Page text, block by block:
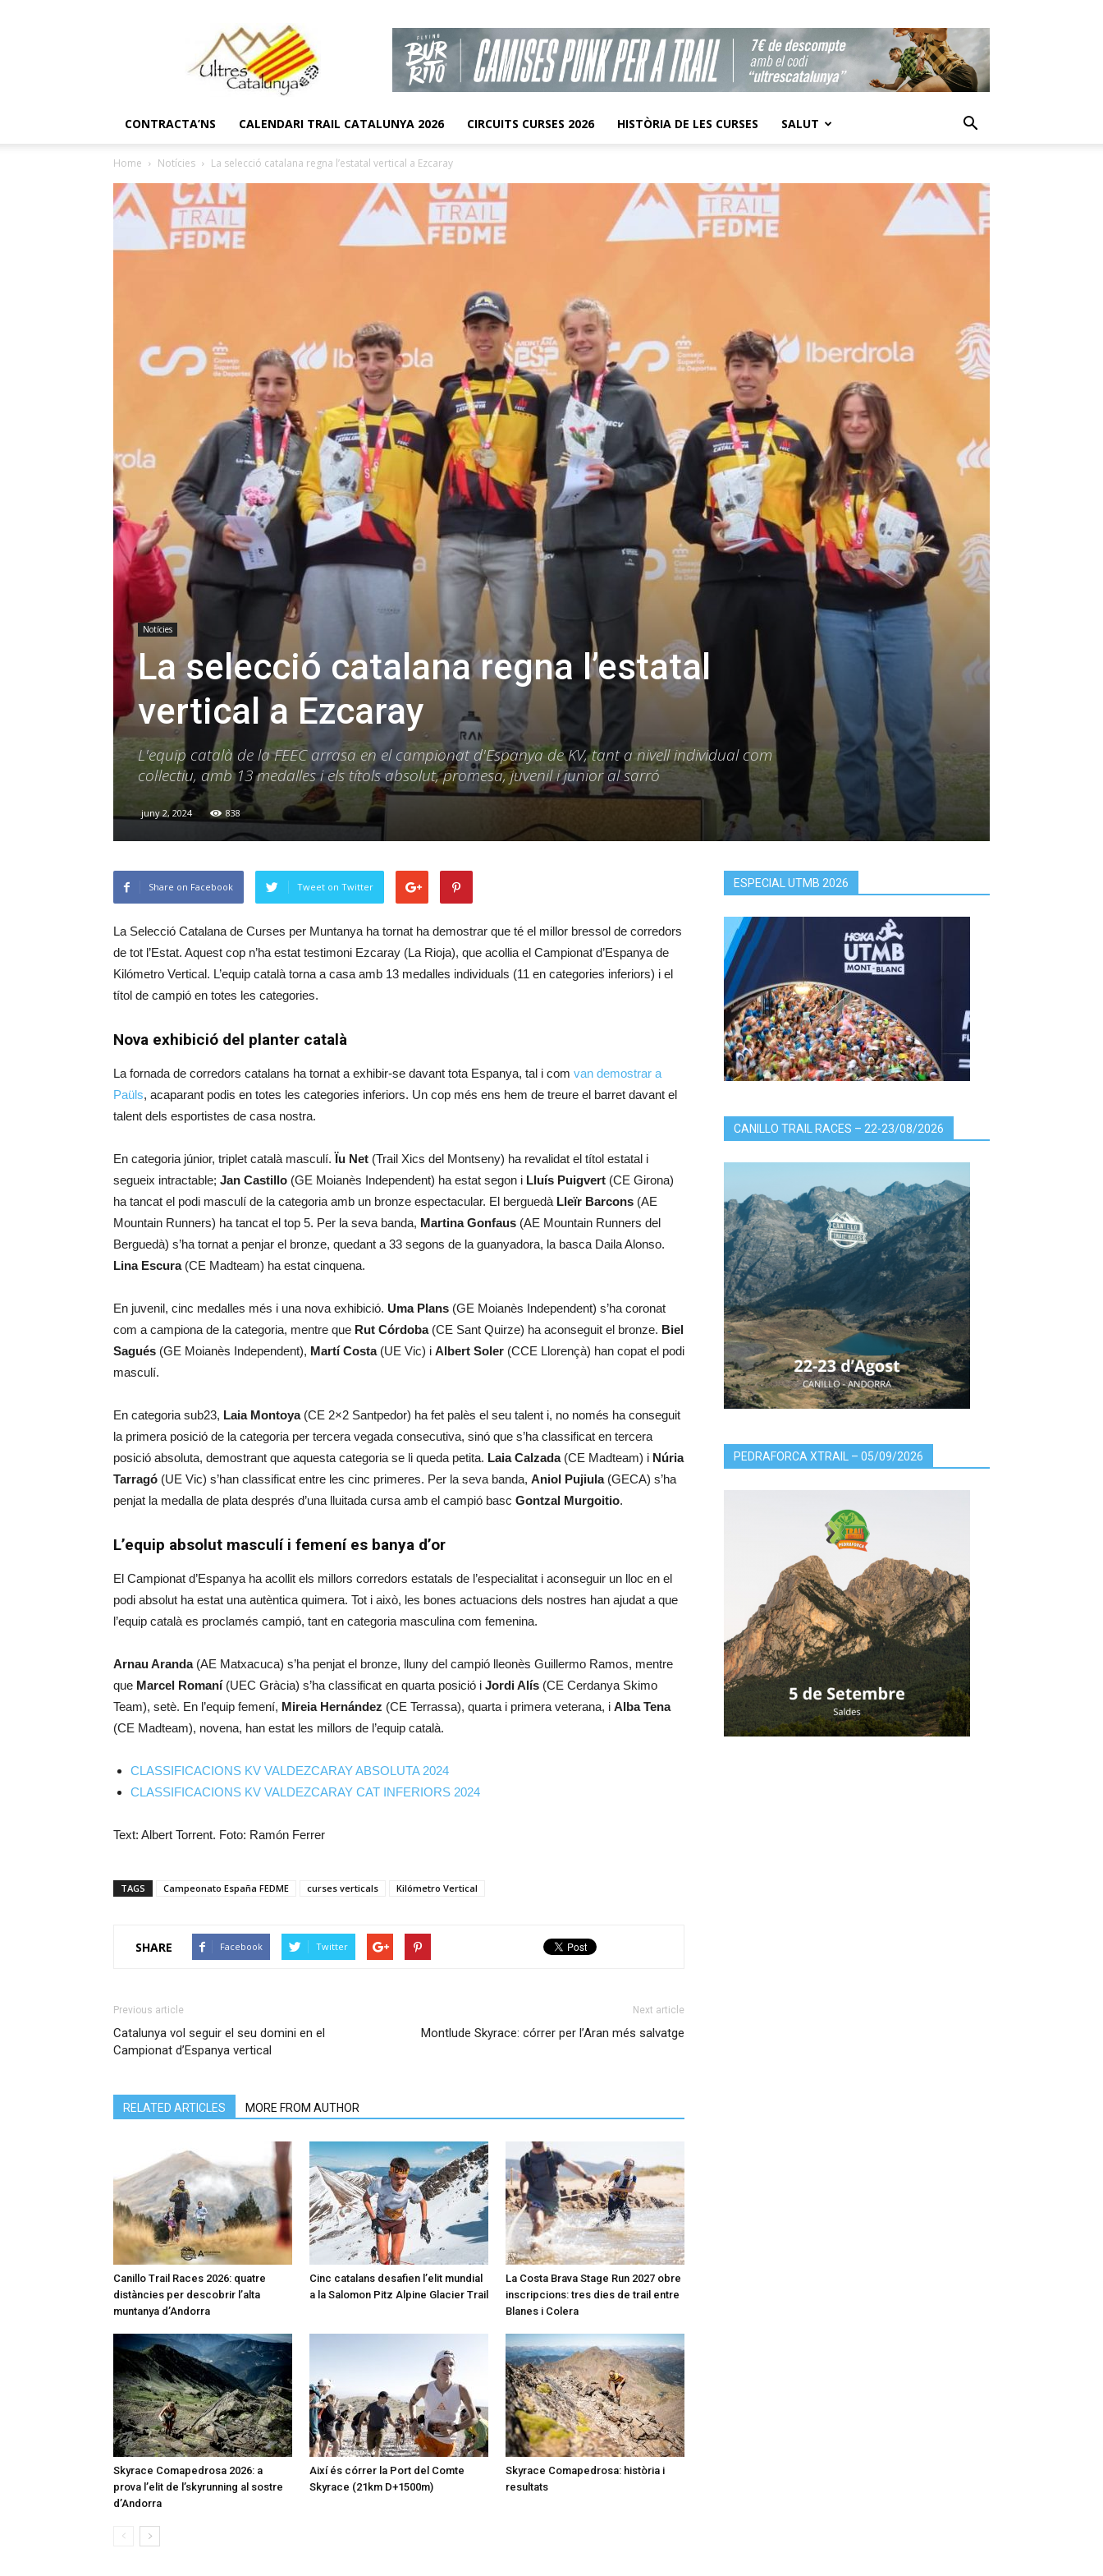
CONTRACTA’NS CALENDARI TRAIL CATALUNYA 2026 CIRCUITS CURSES 2026 HISTÒRIA DE LES CURSES SALUT
Home Notícies La selecció catalana regna l’estatal vertical a Ezcaray
Notícies
La selecció catalana regna l’estatal
vertical a Ezcaray
L'equip català de la FEEC arrasa en el campionat d'Espanya de KV, tant a nivell individual com
col·lectiu, amb 13 medalles i els títols absolut, promesa, juvenil i junior al sarró
juny 2, 2024 838
Share on Facebook Tweet on Twitter
La Selecció Catalana de Curses per Muntanya ha tornat ha demostrar que té el millor bressol de corredors
de tot l’Estat. Aquest cop n’ha estat testimoni Ezcaray (La Rioja), que acollia el Campionat d’Espanya de
Kilómetro Vertical. L’equip català torna a casa amb 13 medalles individuals (11 en categories inferiors) i el
títol de campió en totes les categories.
Nova exhibició del planter català
La fornada de corredors catalans ha tornat a exhibir-se davant tota Espanya, tal i com van demostrar a
Paüls, acaparant podis en totes les categories inferiors. Un cop més ens hem de treure el barret davant el
talent dels esportistes de casa nostra.
En categoria júnior, triplet català masculí. Ïu Net (Trail Xics del Montseny) ha revalidat el títol estatal i
segueix intractable; Jan Castillo (GE Moianès Independent) ha estat segon i Lluís Puigvert (CE Girona)
ha tancat el podi masculí de la categoria amb un bronze espectacular. El berguedà Lleïr Barcons (AE
Mountain Runners) ha tancat el top 5. Per la seva banda, Martina Gonfaus (AE Mountain Runners del
Berguedà) s’ha tornat a penjar el bronze, quedant a 33 segons de la guanyadora, la basca Daila Alonso.
Lina Escura(CE Madteam) ha estat cinquena.
En juvenil, cinc medalles més i una nova exhibició. Uma Plans (GE Moianès Independent) s’ha coronat
com a campiona de la categoria, mentre que Rut Córdoba(CE Sant Quirze) ha aconseguit el bronze. Biel
Sagués (GE Moianès Independent), Martí Costa(UE Vic) i Albert Soler (CCE Llorençà) han copat el podi
masculí.
En categoria sub23, Laia Montoya(CE 2×2 Santpedor) ha fet palès el seu talent i, no només ha conseguit
la primera posició de la categoria per tercera vegada consecutiva, sinó que s’ha classificat en tercera
posició absoluta, demostrant que aquesta categoria se li queda petita. Laia Calzada(CE Madteam) i Núria
Tarragó (UE Vic) s’han classificat entre les cinc primeres. Per la seva banda, Aniol Pujiula(GECA) s’ha
penjat la medalla de plata després d’una lluitada cursa amb el campió basc Gontzal Murgoitio.
L’equip absolut masculí i femení es banya d’or
El Campionat d’Espanya ha acollit els millors corredors estatals de l’especialitat i aconseguir un lloc en el
podi absolut ha estat una autèntica quimera. Tot i això, les bones actuacions dels nostres han ajudat a que
l’equip català es proclamés campió, tant en categoria masculina com femenina.
Arnau Aranda(AE Matxacuca) s’ha penjat el bronze, lluny del campió lleonès Guillermo Ramos, mentre
que Marcel Romaní(UEC Gràcia) s’ha classificat en quarta posició i Jordi Alís (CE Cerdanya Skimo
Team), setè. En l’equip femení, Mireia Hernández (CE Terrassa), quarta i primera veterana, i Alba Tena
(CE Madteam), novena, han estat les millors de l’equip català.
CLASSIFICACIONS KV VALDEZCARAY ABSOLUTA 2024
CLASSIFICACIONS KV VALDEZCARAY CAT INFERIORS 2024
Text: Albert Torrent. Foto: Ramón Ferrer
TAGS Campeonato España FEDME curses verticals Kilómetro Vertical
SHARE Facebook Twitter
Previous article
Catalunya vol seguir el seu domini en el
Campionat d’Espanya vertical
Next article
Montlude Skyrace: córrer per l’Aran més salvatge
RELATED ARTICLES MORE FROM AUTHOR
Canillo Trail Races 2026: quatre
distàncies per descobrir l’alta
muntanya d’Andorra
Cinc catalans desafien l’elit mundial
a la Salomon Pitz Alpine Glacier Trail
La Costa Brava Stage Run 2027 obre
inscripcions: tres dies de trail entre
Blanes i Colera
Skyrace Comapedrosa 2026: a
prova l’elit de l’skyrunning al sostre
d’Andorra
Així és córrer la Port del Comte
Skyrace (21km D+1500m)
Skyrace Comapedrosa: història i
resultats
ESPECIAL UTMB 2026
CANILLO TRAIL RACES – 22-23/08/2026
PEDRAFORCA XTRAIL – 05/09/2026